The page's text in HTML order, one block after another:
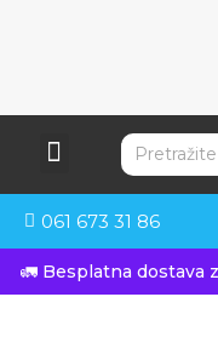
061 673 31 86
🚛 Besplatna dostava